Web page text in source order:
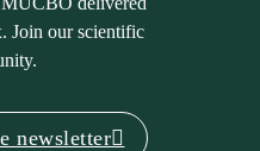
Join our scientific
newsletter